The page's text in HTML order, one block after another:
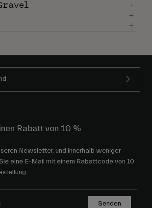
Rabatt von 10 %
Newsletter, und innerhalb weniger
eine E-Mail mit einem Rabattcode von 10
Senden